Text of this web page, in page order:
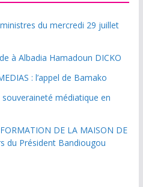
du mercredi 29 juillet
à Albadia Hamadoun DICKO
: l’appel de Bamako
souveraineté médiatique en
DE LA MAISON DE
du Président Bandiougou